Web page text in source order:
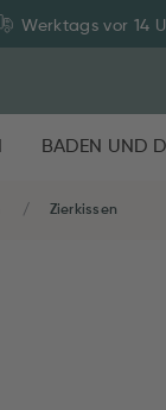
Werktags vor 14
BADEN UND
Zierkissen